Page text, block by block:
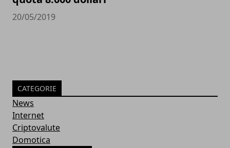
20/05/2019
CATEGORIE
News
Internet
Criptovalute
Domotica